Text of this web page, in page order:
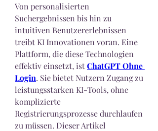
Von personalisierten
Suchergebnissen bis hin zu
intuitiven Benutzererlebnissen
treibt KI Innovationen voran. Eine
Plattform, die diese Technologien
effektiv einsetzt, ist ChatGPT Ohne
Login. Sie bietet Nutzern Zugang zu
leistungsstarken KI-Tools, ohne
komplizierte
Registrierungsprozesse durchlaufen
zu müssen. Dieser Artikel